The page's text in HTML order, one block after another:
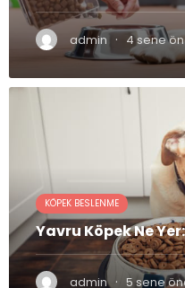
admin · 4 sene
KÖPEK BESLENME
Yavru Köpek Ne
admin · 5 sene